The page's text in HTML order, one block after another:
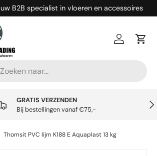
B2B specialist in vloeren en accessoires
Inloggen
GRATIS VERZENDEN
Bij bestellingen vanaf €75,-
Thomsit PVC lijm K188 E Aquaplast 13 kg